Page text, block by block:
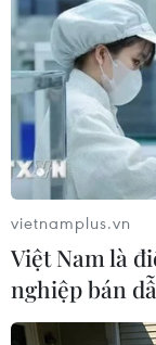
vietnamplus.vn
Việt Nam là
nghiệp bán